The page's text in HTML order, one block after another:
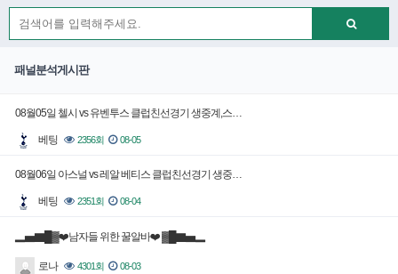
패널분석게시판
08월05일 첼시 vs 유벤투스 클럽친선경기 생중계,스…
베팅 2356회 08-05
08월06일 아스널 vs 레알 베티스 클럽친선경기 생중…
베팅 2351회 08-04
▂▅▇█▓❤️남자들 위한 꿀알바❤️ ▓█▇▅▂
로나 4301회 08-03